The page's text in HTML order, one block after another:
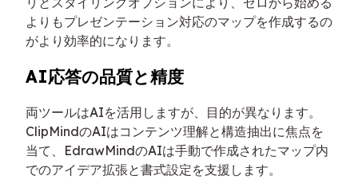
よりもプレゼンテーション対応のマップを作成するの
がより効率的になります。
AI応答の品質と精度
両ツールはAIを活用しますが、目的が異なります。
ClipMindのAIはコンテンツ理解と構造抽出に焦点を
当て、EdrawMindのAIは手動で作成されたマップ内
でのアイデア拡張と書式設定を支援します。